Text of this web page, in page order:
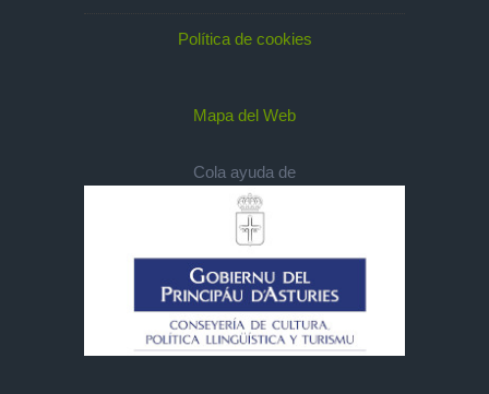
Política de cookies
Mapa del Web
Cola ayuda de